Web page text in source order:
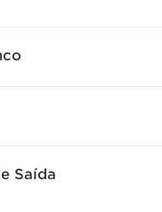
Saída